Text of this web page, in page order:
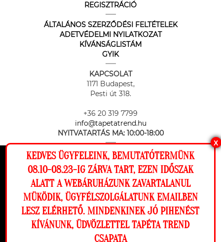
Ez a weboldal cookie-kat használ, hogy a
lehető legjobb élményt nyújtsa honlapunkon.
Beállítások
Elutasítom Engedélyezem
REGISZTRÁCIÓ
ÁLTALÁNOS SZERZŐDÉSI FELTÉTELEK
ADETVÉDELMI NYILATKOZAT
KÍVÁNSÁGLISTÁM
GYIK
KAPCSOLAT
1171 Budapest,
Pesti út 318.
+36 20 319 7799
info@tapetatrend.hu
NYITVATARTÁS MA: 10:00-18:00
Az online fizetést a Barion Payment Zrt. biztosítja, MNB engedély
száma: H-EN-I-1064/2013
X
KEDVES ÜGYFELEINK, BEMUTATÓTERMÜNK
08.10-08.23-IG ZÁRVA TART, EZEN IDŐSZAK
ALATT A WEBÁRUHÁZUNK ZAVARTALANUL
MÜKÖDIK, ÜGYFÉLSZOLGÁLATUNK EMAILBEN
LESZ ELÉRHETŐ. MINDENKINEK JÓ PIHENÉST
KÍVÁNUNK, ÜDVÖZLETTEL TAPÉTA TREND
CSAPATA